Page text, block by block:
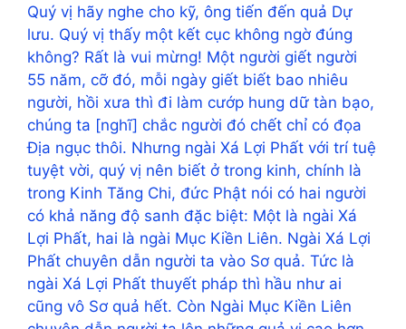
Quý vị hãy nghe cho kỹ, ông tiến đến quả Dự
lưu. Quý vị thấy một kết cục không ngờ đúng
không? Rất là vui mừng! Một người giết người
55 năm, cỡ đó, mỗi ngày giết biết bao nhiêu
người, hồi xưa thì đi làm cướp hung dữ tàn bạo,
chúng ta [nghĩ] chắc người đó chết chỉ có đọa
Địa ngục thôi. Nhưng ngài Xá Lợi Phất với trí tuệ
tuyệt vời, quý vị nên biết ở trong kinh, chính là
trong Kinh Tăng Chi, đức Phật nói có hai người
có khả năng độ sanh đặc biệt: Một là ngài Xá
Lợi Phất, hai là ngài Mục Kiền Liên. Ngài Xá Lợi
Phất chuyên dẫn người ta vào Sơ quả. Tức là
ngài Xá Lợi Phất thuyết pháp thì hầu như ai
cũng vô Sơ quả hết. Còn Ngài Mục Kiền Liên